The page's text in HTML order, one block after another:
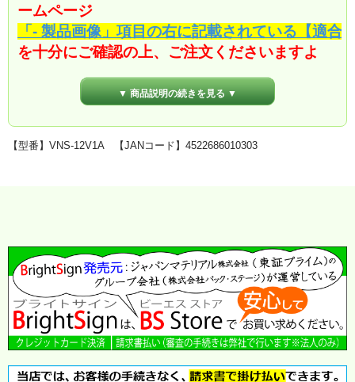
ームページ
「- 製品画像」項目の右に記載されている【適合
を十分にご確認の上、ご注文くださいますよ
う、お願い申し上げます。
▼ 商品説明の続きを見る ▼
【型番】VNS-12V1A 【JANコード】4522686010303